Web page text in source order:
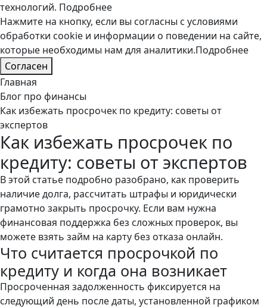
технологий. Подробнее
Нажмите на кнопку, если вы согласны с условиями
обработки cookie и информации о поведении на сайте,
которые необходимы нам для аналитики.Подробнее
Согласен
Главная
Блог про финансы
Как избежать просрочек по кредиту: советы от
экспертов
Как избежать просрочек по
кредиту: советы от экспертов
В этой статье подробно разобрано, как проверить
наличие долга, рассчитать штрафы и юридически
грамотно закрыть просрочку. Если вам нужна
финансовая поддержка без сложных проверок, вы
можете взять займ на карту без отказа онлайн.
Что считается просрочкой по
кредиту и когда она возникает
Просроченная задолженность фиксируется на
следующий день после даты, установленной графиком